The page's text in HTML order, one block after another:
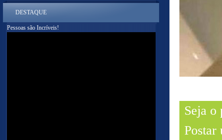
Seja o
Postar
DESTAQUE
Pessoas são Incríveis!